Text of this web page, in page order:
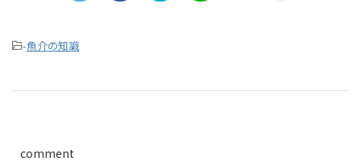
-魚介の知識
comment